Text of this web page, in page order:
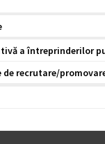
a întreprinderilor
de recrutare/